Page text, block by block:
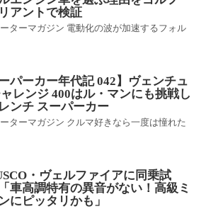
アントで検証
ターマガジン 電動化の波が加速するフォル
ーパーカー年代記 042】ヴェンチュ
ャレンジ 400はル・マンにも挑戦し
ンチ スーパーカー
ターマガジン クルマ好きなら一度は憧れた
・ヴェルファイアに同乗試
車高調特有の異音がない！高級ミ
にピッタリかも」